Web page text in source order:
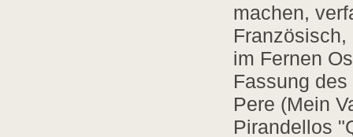
machen,
im Fernen
Fassung
Pere (Mein
Pirandellos